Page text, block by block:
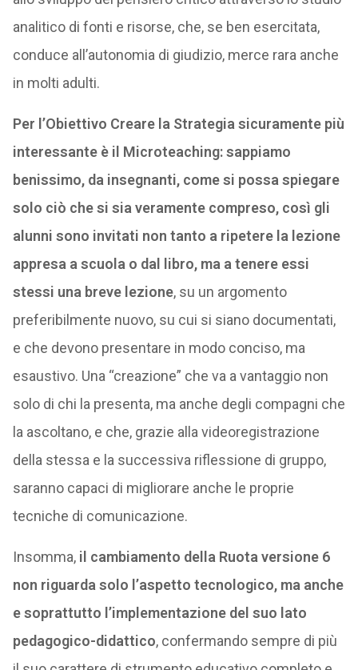
analitico di fonti e risorse, che, se ben esercitata,
conduce all’autonomia di giudizio, merce rara anche
in molti adulti.
Per l’Obiettivo Creare la Strategia sicuramente più
interessante è il Microteaching: sappiamo
benissimo, da insegnanti, come si possa spiegare
solo ciò che si sia veramente compreso, così gli
alunni sono invitati non tanto a ripetere la lezione
appresa a scuola o dal libro, ma a tenere essi
stessi una breve lezione, su un argomento
preferibilmente nuovo, su cui si siano documentati,
e che devono presentare in modo conciso, ma
esaustivo. Una “creazione” che va a vantaggio non
solo di chi la presenta, ma anche degli compagni che
la ascoltano, e che, grazie alla videoregistrazione
della stessa e la successiva riflessione di gruppo,
saranno capaci di migliorare anche le proprie
tecniche di comunicazione.
Insomma, il cambiamento della Ruota versione 6
non riguarda solo l’aspetto tecnologico, ma anche
e soprattutto l’implementazione del suo lato
pedagogico-didattico, confermando sempre di più